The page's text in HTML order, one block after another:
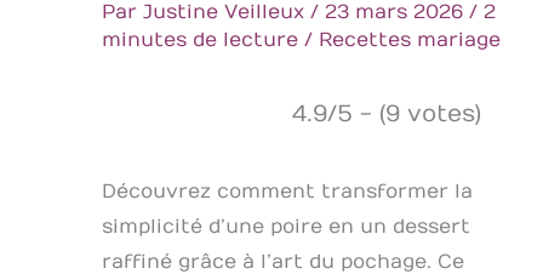
Par Justine Veilleux / 23 mars 2026 / 2
minutes de lecture / Recettes mariage
4.9/5 - (9 votes)
Découvrez comment transformer la
simplicité d’une poire en un dessert
raffiné grâce à l’art du pochage. Ce